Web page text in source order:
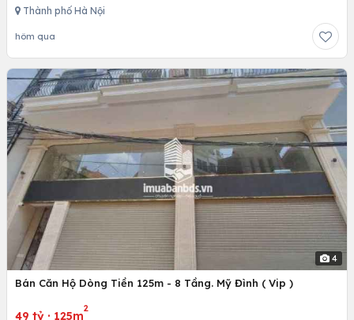
Thành phố Hà Nội
hôm qua
4
Bán Căn Hộ Dòng Tiền 125m - 8 Tầng. Mỹ Đình ( Vip )
49 tỷ · 125m
2